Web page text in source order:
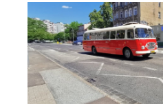
Posted
on